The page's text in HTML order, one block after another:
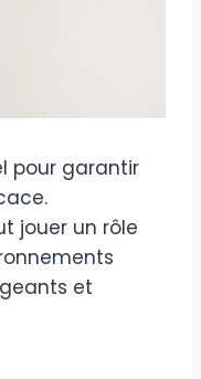
pour garantir
jouer un rôle
et